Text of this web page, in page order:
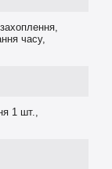
часу,
1 шт.,